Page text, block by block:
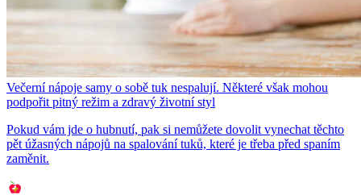
Večerní nápoje samy o sobě tuk nespalují. Některé však mohou
podpořit pitný režim a zdravý životní styl
Pokud vám jde o hubnutí, pak si nemůžete dovolit vynechat těchto
pět úžasných nápojů na spalování tuků, které je třeba před spaním
zaměnit.